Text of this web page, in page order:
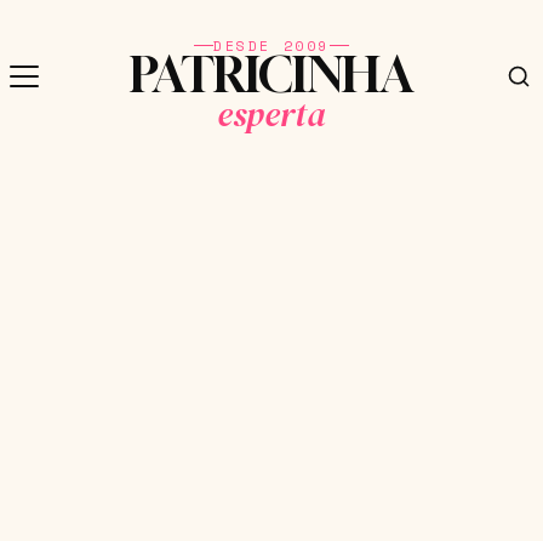
DESDE 2009
PATRICINHA
esperta